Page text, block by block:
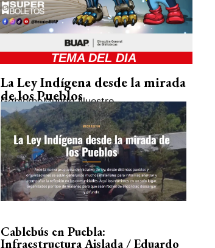
TEMA DEL DIA
La Ley Indígena desde la mirada
de los Pueblos
GobiernoMundo Nuestro
Cablebús en Puebla:
Infraestructura Aislada / Eduardo